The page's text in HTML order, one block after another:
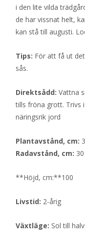
i den lite vilda
de har vissnat helt,
kan stå till augusti.
Tips: För att få ut
sås.
Direktsådd: Vattna
tills fröna grott. Trivs
näringsrik jord
Plantavstånd, cm:
Radavstånd, cm: 30
**Höjd, cm:**100
Livstid: 2-årig
Växtläge: Sol till